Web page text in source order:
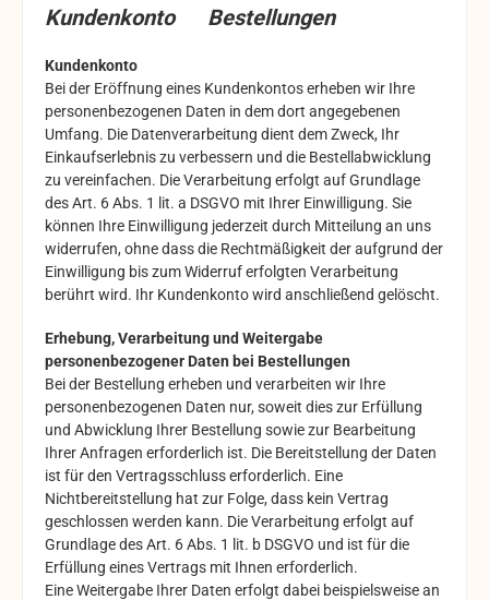
Kundenkonto Bestellungen
Kundenkonto
Bei der Eröffnung eines Kundenkontos erheben wir Ihre
personenbezogenen Daten in dem dort angegebenen
Umfang. Die Datenverarbeitung dient dem Zweck, Ihr
Einkaufserlebnis zu verbessern und die Bestellabwicklung
zu vereinfachen. Die Verarbeitung erfolgt auf Grundlage
des Art. 6 Abs. 1 lit. a DSGVO mit Ihrer Einwilligung. Sie
können Ihre Einwilligung jederzeit durch Mitteilung an uns
widerrufen, ohne dass die Rechtmäßigkeit der aufgrund der
Einwilligung bis zum Widerruf erfolgten Verarbeitung
berührt wird. Ihr Kundenkonto wird anschließend gelöscht.
Erhebung, Verarbeitung und Weitergabe
personenbezogener Daten bei Bestellungen
Bei der Bestellung erheben und verarbeiten wir Ihre
personenbezogenen Daten nur, soweit dies zur Erfüllung
und Abwicklung Ihrer Bestellung sowie zur Bearbeitung
Ihrer Anfragen erforderlich ist. Die Bereitstellung der Daten
ist für den Vertragsschluss erforderlich. Eine
Nichtbereitstellung hat zur Folge, dass kein Vertrag
geschlossen werden kann. Die Verarbeitung erfolgt auf
Grundlage des Art. 6 Abs. 1 lit. b DSGVO und ist für die
Erfüllung eines Vertrags mit Ihnen erforderlich.
Eine Weitergabe Ihrer Daten erfolgt dabei beispielsweise an